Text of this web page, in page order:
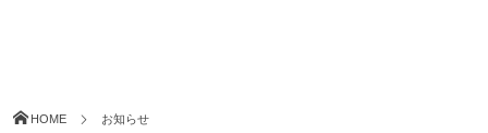
HOME お知らせ